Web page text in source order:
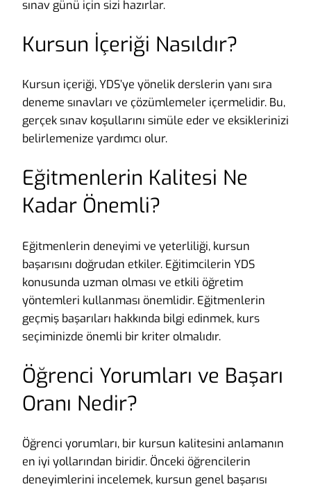
sınav günü için sizi hazırlar.
Kursun İçeriği Nasıldır?
Kursun içeriği, YDS’ye yönelik derslerin yanı sıra
deneme sınavları ve çözümlemeler içermelidir. Bu,
gerçek sınav koşullarını simüle eder ve eksiklerinizi
belirlemenize yardımcı olur.
Eğitmenlerin Kalitesi Ne
Kadar Önemli?
Eğitmenlerin deneyimi ve yeterliliği, kursun
başarısını doğrudan etkiler. Eğitimcilerin YDS
konusunda uzman olması ve etkili öğretim
yöntemleri kullanması önemlidir. Eğitmenlerin
geçmiş başarıları hakkında bilgi edinmek, kurs
seçiminizde önemli bir kriter olmalıdır.
Öğrenci Yorumları ve Başarı
Oranı Nedir?
Öğrenci yorumları, bir kursun kalitesini anlamanın
en iyi yollarından biridir. Önceki öğrencilerin
deneyimlerini incelemek, kursun genel başarısı